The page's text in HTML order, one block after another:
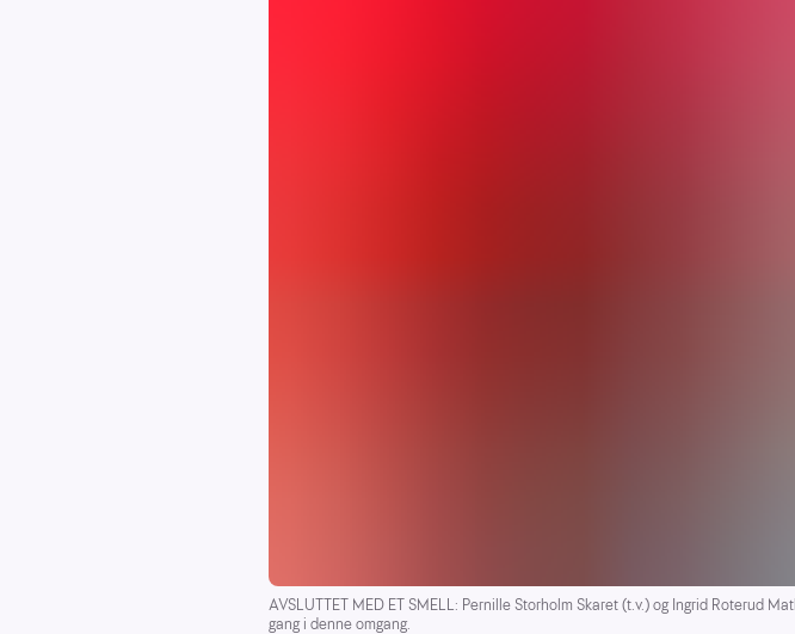
AVSLUTTET MED ET SMELL: Pernille Storholm Skaret (t.v.) og Ingrid Roterud
gang i denne omgang.